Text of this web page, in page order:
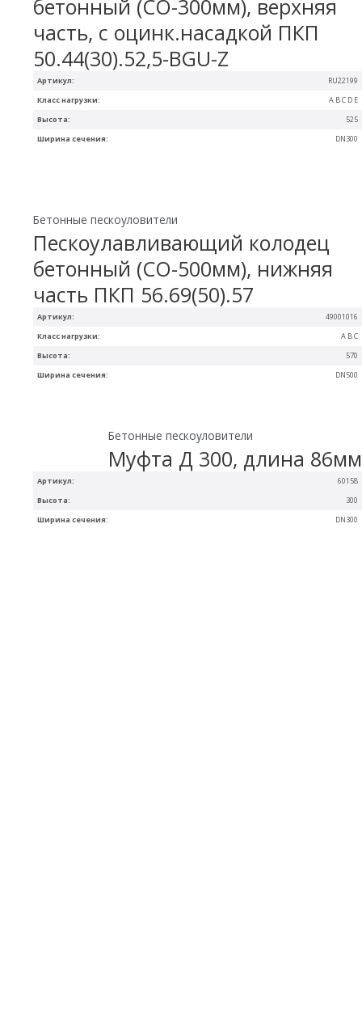
Артикул: RU22199
Ширина сечения: DN300
Высота: 525
Класс нагрузки: A B C D E
бетонный (СО-300мм), верхняя
часть, с оцинк.насадкой ПКП
50.44(30).52,5-BGU-Z
Артикул: 49001016
Ширина сечения: DN500
Высота: 570
Класс нагрузки: A B C
Бетонные пескоуловители
Пескоулавливающий колодец
бетонный (СО-500мм), нижняя
часть ПКП 56.69(50).57
Артикул: 60158
Ширина сечения: DN300
Высота: 300
Бетонные пескоуловители
Муфта Д 300, длина 86мм